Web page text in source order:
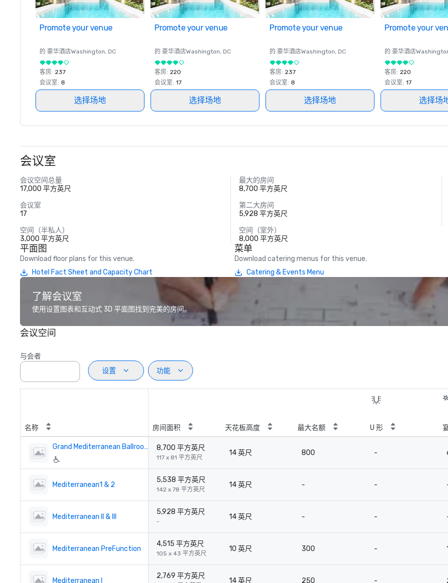
Promote your venue
的 豪华酒店Washington, DC
客房: 237
会议室: 8
选择场地
Promote your venue
的 豪华酒店Washington, DC
客房: 220
会议室: 17
选择场地
Promote your venue
的 豪华酒店Washington, DC
客房: 237
会议室: 8
选择场地
Promote your
的 豪华酒店
客房: 220
会议室: 17
选择场
会议室
会议空间总量
17,000 平方英尺
最大的房间
8,700 平方英尺
会议室
17
第二大房间
5,928 平方英尺
空间（半私人）
3,000 平方英尺
空间（室外）
8,000 平方英尺
平面图
Download floor plans for this venue.
Hotel Fact Sheet and Capacity Chart
菜单
Download catering menus for this venue.
Catering & Events Menu
了解会议室
使用设置图表和互动式 3D 平面图找到完美的房间。
会议空间
与会者
设置
功能
名称 房间面积 天花板高度 最大名额 U 形
Grand Mediterranean Ballroom 8,700 平方英尺
117 x 81 平方英尺
14 英尺 800 -
Mediterranean1 & 2
5,538 平方英尺
142 x 78 平方英尺
14 英尺 - -
Mediterranean II & III
5,928 平方英尺
-
14 英尺 - -
Mediterranean PreFunction
4,515 平方英尺
105 x 43 平方英尺
10 英尺 300 -
Mediterranean I
2,769 平方英尺
14 英尺 250 -